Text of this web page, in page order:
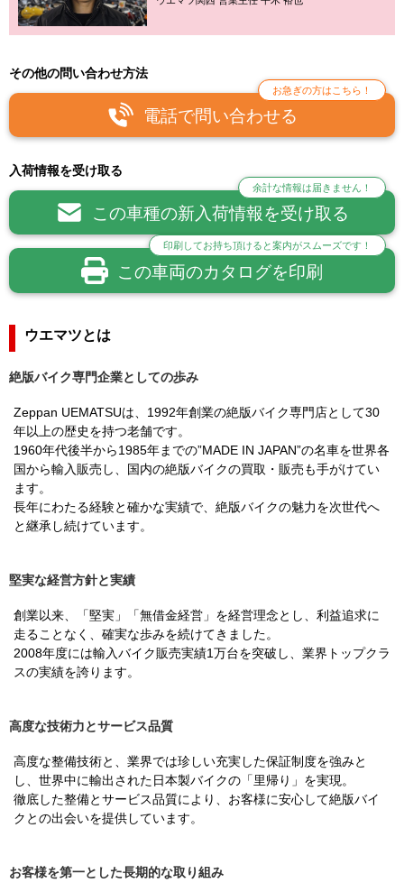
その他の問い合わせ方法
電話で問い合わせる
お急ぎの方はこちら！
入荷情報を受け取る
この車種の新入荷情報を受け取る
余計な情報は届きません！
この車両のカタログを印刷
印刷してお持ち頂けると案内がスムーズです！
ウエマツとは
絶版バイク専門企業としての歩み
Zeppan UEMATSUは、1992年創業の絶版バイク専門店として30
年以上の歴史を持つ老舗です。
1960年代後半から1985年までの”MADE IN JAPAN”の名車を世界各
国から輸入販売し、国内の絶版バイクの買取・販売も手がけてい
ます。
長年にわたる経験と確かな実績で、絶版バイクの魅力を次世代へ
と継承し続けています。
堅実な経営方針と実績
創業以来、「堅実」「無借金経営」を経営理念とし、利益追求に
走ることなく、確実な歩みを続けてきました。
2008年度には輸入バイク販売実績1万台を突破し、業界トップクラ
スの実績を誇ります。
高度な技術力とサービス品質
高度な整備技術と、業界では珍しい充実した保証制度を強みと
し、世界中に輸出された日本製バイクの「里帰り」を実現。
徹底した整備とサービス品質により、お客様に安心して絶版バイ
クとの出会いを提供しています。
お客様を第一とした長期的な取り組み